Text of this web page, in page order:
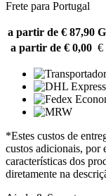
Frete para Portugal
a partir de € 87,90
a partir de € 0,00 €
*Estes custos de
custos adicionais, por
características dos
diretamente na